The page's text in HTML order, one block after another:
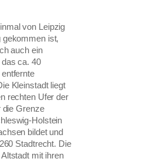
von Leipzig
gekommen ist,
auch ein
ca. 40
Kleinstadt liegt
rechten Ufer der
die Grenze
Holstein
bildet und
Stadtrecht. Die
mit ihren